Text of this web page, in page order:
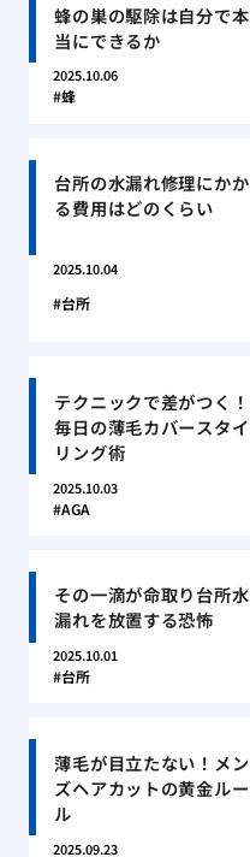
蜂の巣の駆除は自分で本
当にできるか
2025.10.06
蜂
台所の水漏れ修理にかか
る費用はどのくらい
2025.10.04
台所
テクニックで差がつく！
毎日の薄毛カバースタイ
リング術
2025.10.03
AGA
その一滴が命取り台所水
漏れを放置する恐怖
2025.10.01
台所
薄毛が目立たない！メン
ズヘアカットの黄金ルー
ル
2025.09.23